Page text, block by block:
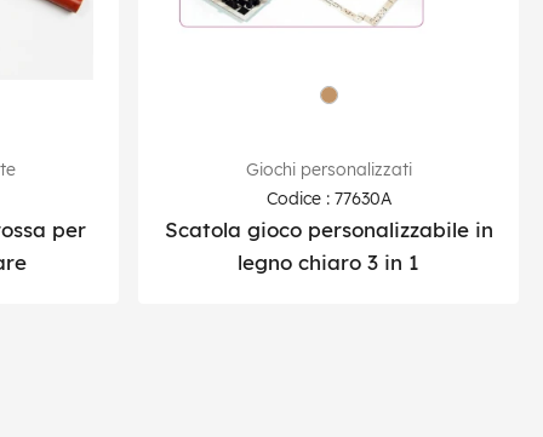
per
Giochi personalizzati
Codice : 77630A
Scatola gioco personalizzabile in
legno chiaro 3 in 1